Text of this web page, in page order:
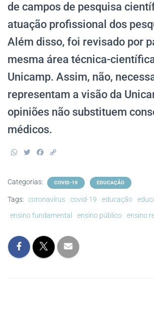
de campos de pesquisa
atuação profissional dos
Além disso, foi revisado por
mesma área técnica-
Unicamp. Assim, não,
representam a visão da
opiniões não substituem
médicos.
W
t
A
p
t
e
e
b
o
k
y
L
i
k
Categorias: COVID-19 EDUCAÇÃO
Tags: coronavírus covid-19 educação
ensino fundamental
ensino público ensino